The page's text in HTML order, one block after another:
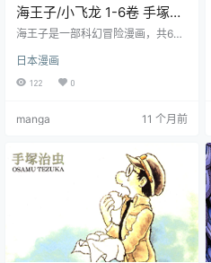
海王子/小飞龙 1-6卷 手塚治
虫 漫画全集下载
海王子是一部科幻冒险漫画，共6卷
吸水和空气的少年海王子，与一个
来自外星的公主拉拉，为了保护地
的故事。
日本漫画
122 0
manga 11 个月前